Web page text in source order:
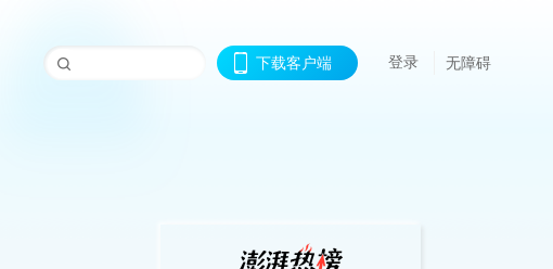
下载客户端 登录 无障碍